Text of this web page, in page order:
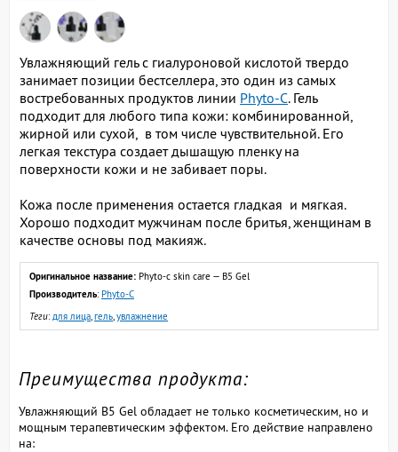
Увлажняющий гель с гиалуроновой кислотой твердо
занимает позиции бестселлера, это один из самых
востребованных продуктов линии Phyto-C. Гель
подходит для любого типа кожи: комбинированной,
жирной или сухой, в том числе чувствительной. Его
легкая текстура создает дышащую пленку на
поверхности кожи и не забивает поры.
Кожа после применения остается гладкая и мягкая.
Хорошо подходит мужчинам после бритья, женщинам в
качестве основы под макияж.
Оригинальное название: Phyto-c skin care — B5 Gel
Производитель: Phyto-C
Теги:для лица,гель,увлажнение
Преимущества продукта:
Увлажняющий B5 Gel обладает не только косметическим, но и
мощным терапевтическим эффектом. Его действие направлено
на: